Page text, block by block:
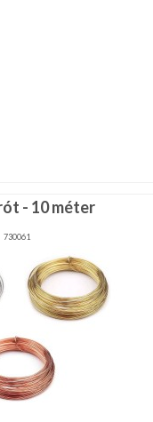
- 10 méter
730061